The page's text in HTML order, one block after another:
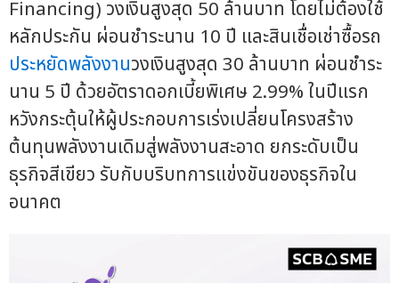
Financing) วงเงินสูงสุด 50 ล้านบาท โดยไม่ต้องใช้
หลักประกัน ผ่อนชำระนาน 10 ปี และสินเชื่อเช่าซื้อรถ
ประหยัดพลังงานวงเงินสูงสุด 30 ล้านบาท ผ่อนชำระ
นาน 5 ปี ด้วยอัตราดอกเบี้ยพิเศษ 2.99% ในปีแรก
หวังกระตุ้นให้ผู้ประกอบการเร่งเปลี่ยนโครงสร้าง
ต้นทุนพลังงานเดิมสู่พลังงานสะอาด ยกระดับเป็น
ธุรกิจสีเขียว รับกับบริบทการแข่งขันของธุรกิจใน
อนาคต